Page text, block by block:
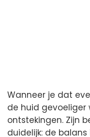
Wanneer je dat
de huid gevoeliger
ontstekingen. Zijn
duidelijk: de